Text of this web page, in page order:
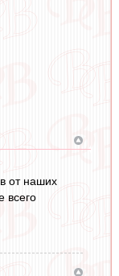
от наших
всего